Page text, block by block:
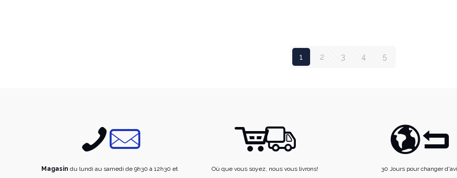
options
peuvent
1 2 3 4 5
Magasin du lundi au samedi de 9h30 à 12h30 et
Où que vous soyez, nous vous livrons!
30 Jours pour changer